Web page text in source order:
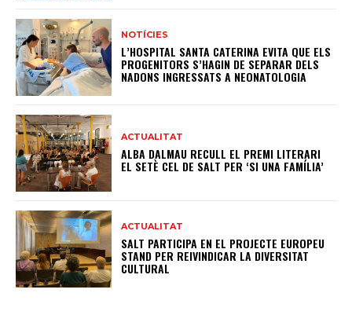
NOTÍCIES
L’HOSPITAL SANTA CATERINA EVITA QUE ELS
PROGENITORS S’HAGIN DE SEPARAR DELS
NADONS INGRESSATS A NEONATOLOGIA
ACTUALITAT
ALBA DALMAU RECULL EL PREMI LITERARI
EL SETÈ CEL DE SALT PER ‘SI UNA FAMÍLIA’
ACTUALITAT
SALT PARTICIPA EN EL PROJECTE EUROPEU
STAND PER REIVINDICAR LA DIVERSITAT
CULTURAL